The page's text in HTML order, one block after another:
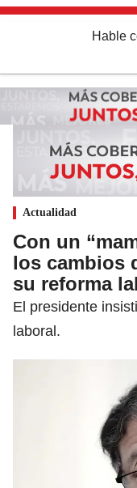
Hable
Actualidad
Con un
los cambios
su reforma
El presidente
laboral.